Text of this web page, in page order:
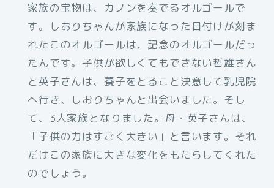
家族の宝物は、カノンを奏でるオルゴールで
す。しおりちゃんが家族になった日付けが刻ま
れたこのオルゴールは、記念のオルゴールだっ
たんです。子供が欲しくてもできない哲雄さん
と英子さんは、養子をとること決意して乳児院
へ行き、しおりちゃんと出会いました。そし
て、3人家族となりました。母・英子さんは、
「子供の力はすごく大きい」と言います。それ
だけこの家族に大きな変化をもたらしてくれた
のでしょう。